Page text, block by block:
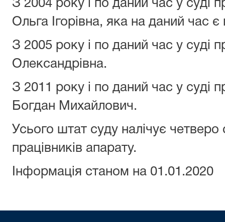
З 2004 року і по даний час у суді
Ольга Ігорівна, яка на даний час
З 2005 року і по даний час у суді
Олександрівна.
З 2011 року і по даний час у суді
Богдан Михайлович.
Усього штат суду налічує четверо
працівників апарату.
Інформація станом на 01.01.2020